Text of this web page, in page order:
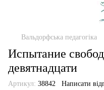
Вальдорфська педагогіка
Испытание
девятнадцати
Артикул: 38842 Написати